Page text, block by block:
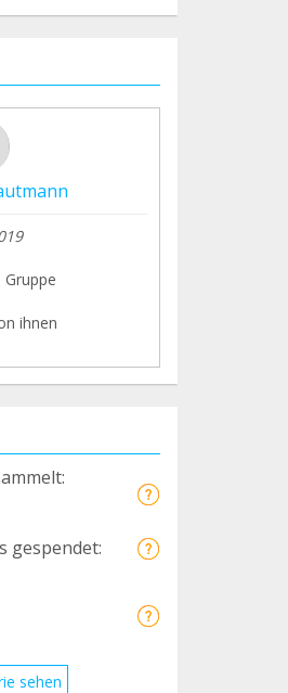
Gruppe
ihnen
gespendet:
sehen